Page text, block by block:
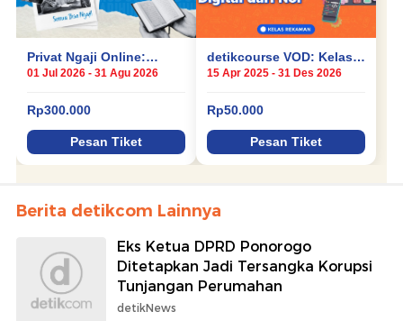
Berita detikcom Lainnya
Eks Ketua DPRD Ponorogo
Ditetapkan Jadi Tersangka Korupsi
Tunjangan Perumahan
detikNews